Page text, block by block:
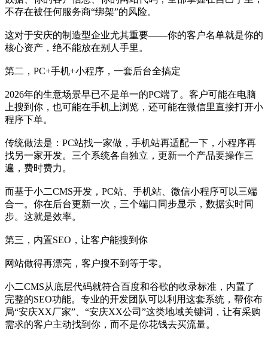
不存在被任何服务商“绑架”的风险。
这对于安庆的制造型企业尤其重要——你的客户名单就是你的
核心资产，绝不能放在别人手里。
第二，PC+手机+小程序，一套后台全搞定
2026年的生意场景早已不是单一的PC端了。客户可能在电脑
上搜到你，也可能在手机上浏览，还可能在微信里直接打开小
程序下单。
传统做法是：PC站找一家做，手机站再适配一下，小程序再
找另一家开发。三个系统各自独立，更新一个产品要操作三
遍，费时费力。
而基于小二CMS开发，PC站、手机站、微信小程序可以三端
合一。你在后台更新一次，三个端口同步显示，数据实时同
步。这就是效率。
第三，内置SEO，让客户能搜到你
网站做得再漂亮，客户搜不到等于零。
小二CMS从底层代码就符合百度和谷歌的收录标准，内置了
完整的SEO功能。专业的开发团队可以利用这套系统，帮你布
局“安庆XX厂家”、“安庆XX公司”这类地域关键词，让有采购
需求的客户主动找到你，而不是你花钱去买流量。